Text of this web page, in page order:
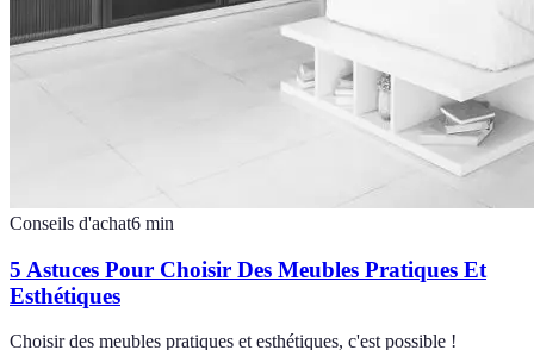
Conseils d'achat6 min
5 Astuces Pour Choisir Des Meubles Pratiques Et
Esthétiques
Choisir des meubles pratiques et esthétiques, c'est possible !